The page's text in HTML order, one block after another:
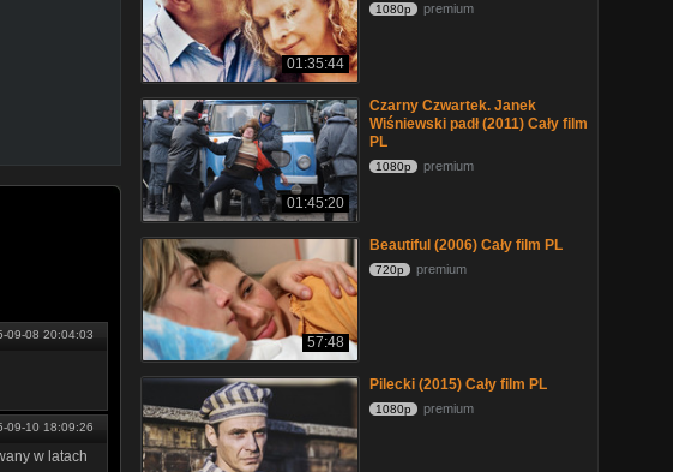
09-08 20:04:03
09-10 18:09:26
w latach
01:35:44
1080p premium
01:45:20
Czarny Czwartek. Janek
Wiśniewski padł (2011) Cały film
PL
1080p premium
57:48
Beautiful (2006) Cały film PL
720p premium
Pilecki (2015) Cały film PL
1080p premium